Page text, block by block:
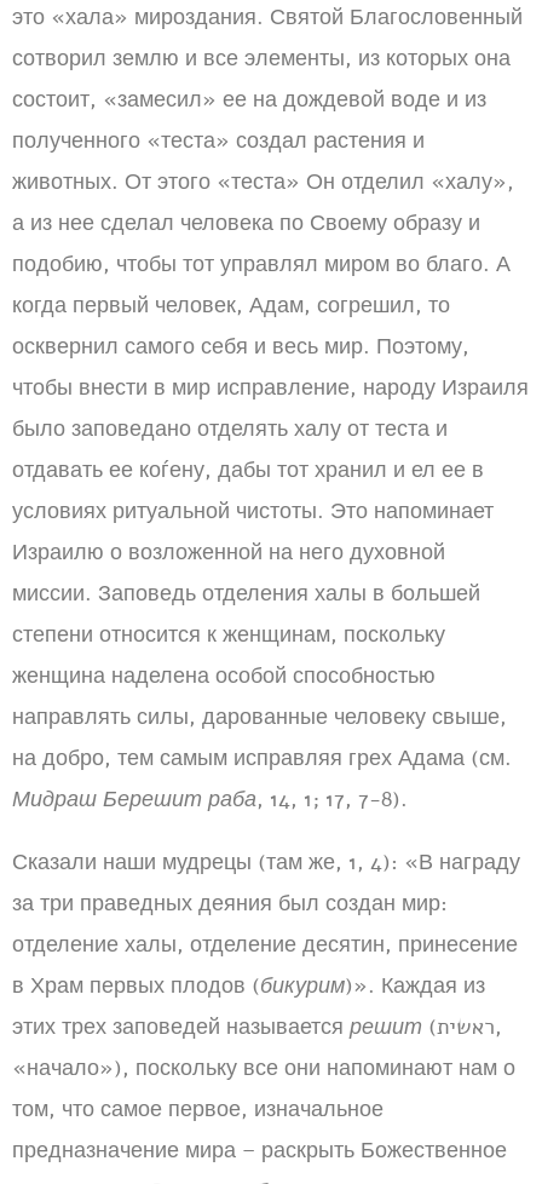
это «хала» мироздания. Святой Благословенный
сотворил землю и все элементы, из которых она
состоит, «замесил» ее на дождевой воде и из
полученного «теста» создал растения и
животных. От этого «теста» Он отделил «халу»,
а из нее сделал человека по Своему образу и
подобию, чтобы тот управлял миром во благо. А
когда первый человек, Адам, согрешил, то
осквернил самого себя и весь мир. Поэтому,
чтобы внести в мир исправление, народу Израиля
было заповедано отделять халу от теста и
отдавать ее коѓену, дабы тот хранил и ел ее в
условиях ритуальной чистоты. Это напоминает
Израилю о возложенной на него духовной
миссии. Заповедь отделения халы в большей
степени относится к женщинам, поскольку
женщина наделена особой способностью
направлять силы, дарованные человеку свыше,
на добро, тем самым исправляя грех Адама (см.
Мидраш Берешит раба, 14, 1; 17, 7-8).
Сказали наши мудрецы (там же, 1, 4): «В награду
за три праведных деяния был создан мир:
отделение халы, отделение десятин, принесение
в Храм первых плодов (бикурим)». Каждая из
этих трех заповедей называется решит (ראשית,
«начало»), поскольку все они напоминают нам о
том, что самое первое, изначальное
предназначение мира – раскрыть Божественное